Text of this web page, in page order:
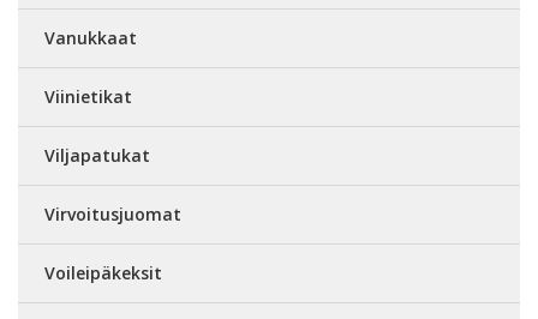
Vanukkaat
Viinietikat
Viljapatukat
Virvoitusjuomat
Voileipäkeksit